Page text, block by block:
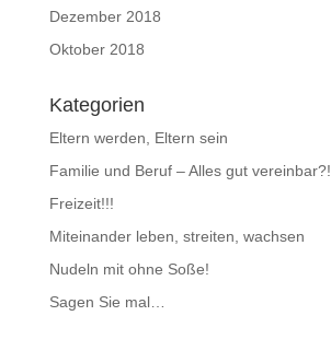
Dezember 2018
Oktober 2018
Kategorien
Eltern werden, Eltern sein
Familie und Beruf – Alles gut vereinbar?!
Freizeit!!!
Miteinander leben, streiten, wachsen
Nudeln mit ohne Soße!
Sagen Sie mal…